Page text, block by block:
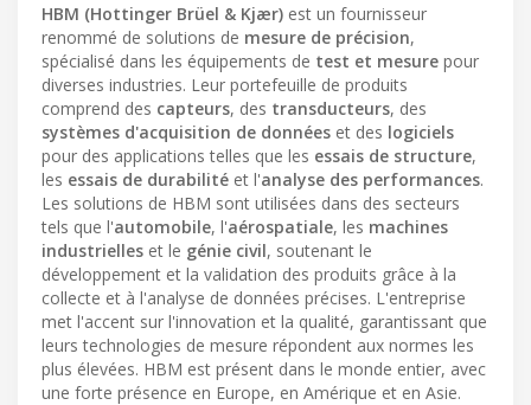
HBM (Hottinger Brüel & Kjær) est un fournisseur
renommé de solutions de mesure de précision,
spécialisé dans les équipements de test et mesure pour
diverses industries. Leur portefeuille de produits
comprend des capteurs, des transducteurs, des
systèmes d'acquisition de données et des logiciels
pour des applications telles que les essais de structure,
les essais de durabilité et l'analyse des performances.
Les solutions de HBM sont utilisées dans des secteurs
tels que l'automobile, l'aérospatiale, les machines
industrielles et le génie civil, soutenant le
développement et la validation des produits grâce à la
collecte et à l'analyse de données précises. L'entreprise
met l'accent sur l'innovation et la qualité, garantissant que
leurs technologies de mesure répondent aux normes les
plus élevées. HBM est présent dans le monde entier, avec
une forte présence en Europe, en Amérique et en Asie.